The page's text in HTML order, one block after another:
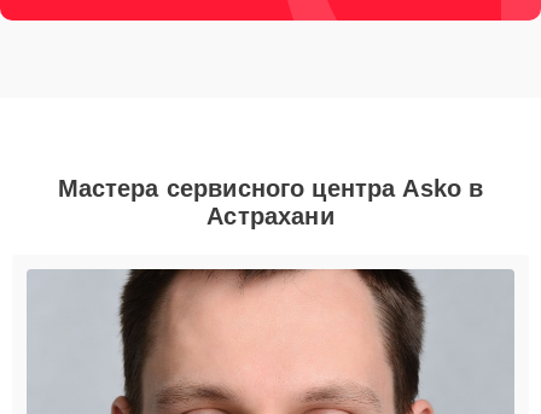
Мастера сервисного центра Asko в
Астрахани